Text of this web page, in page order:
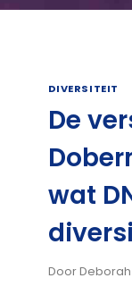
DIVERSITEIT
De
wat
Door